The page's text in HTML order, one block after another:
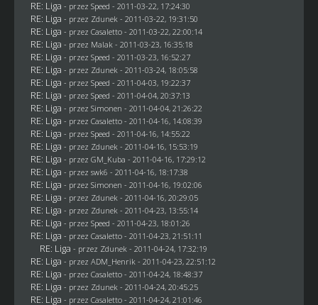
RE: Liga - przez Speed - 2011-03-22, 17:24:30
RE: Liga - przez Zdunek - 2011-03-22, 19:31:50
RE: Liga - przez Casaletto- 2011-03-22, 22:00:14
RE: Liga - przez Malak - 2011-03-23, 16:35:18
RE: Liga - przez Speed - 2011-03-23, 16:52:27
RE: Liga - przez Zdunek - 2011-03-24, 18:05:58
RE: Liga - przez Speed - 2011-04-03, 19:22:37
RE: Liga - przez Speed - 2011-04-04, 20:37:13
RE: Liga - przez Simonen - 2011-04-04, 21:26:22
RE: Liga - przez Casaletto- 2011-04-16, 14:08:39
RE: Liga - przez Speed - 2011-04-16, 14:55:22
RE: Liga - przez Zdunek - 2011-04-16, 15:53:19
RE: Liga - przez GM_Kuba - 2011-04-16, 17:29:12
RE: Liga - przez swk6 - 2011-04-16, 18:17:38
RE: Liga - przez Simonen - 2011-04-16, 19:02:06
RE: Liga - przez Zdunek - 2011-04-16, 20:29:05
RE: Liga - przez Zdunek - 2011-04-23, 13:55:14
RE: Liga - przez Speed - 2011-04-23, 18:01:26
RE: Liga - przez Casaletto- 2011-04-23, 21:51:11
RE: Liga - przez Zdunek - 2011-04-24, 17:32:19
RE: Liga - przez ADM_Henrik - 2011-04-23, 22:51:12
RE: Liga - przez Casaletto- 2011-04-24, 18:48:37
RE: Liga - przez Zdunek - 2011-04-24, 20:45:25
RE: Liga - przez Casaletto- 2011-04-24, 21:01:46